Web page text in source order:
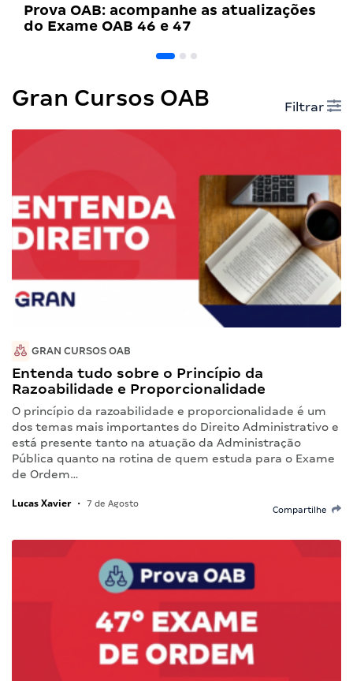
Prova OAB: acompanhe as atualizações
do Exame OAB 46 e 47
Gran Cursos OAB Filtrar
GRAN CURSOS OAB
Entenda tudo sobre o Princípio da
Razoabilidade e Proporcionalidade
O princípio da razoabilidade e proporcionalidade é um
dos temas mais importantes do Direito Administrativo e
está presente tanto na atuação da Administração
Pública quanto na rotina de quem estuda para o Exame
de Ordem…
Lucas Xavier • 7 de Agosto
Compartilhe